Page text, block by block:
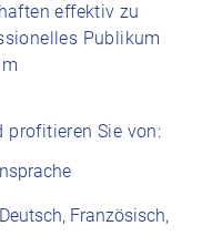
effektiv zu
Publikum
profitieren Sie von:
Französisch,